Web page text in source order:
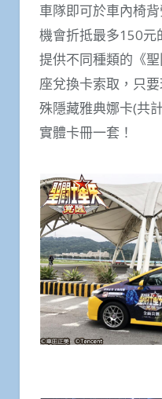
車隊即可於車內椅
機會折抵最多150元
提供不同種類的《
座兌換卡索取，只
殊隱藏雅典娜卡(共
實體卡冊一套！